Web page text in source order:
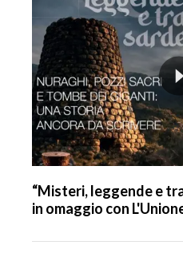
“Misteri, leggende e
in omaggio con